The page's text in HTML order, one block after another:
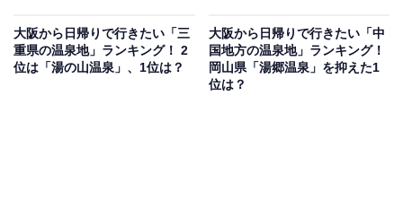
スポットという説明に心惹かれたのと、滝やハイキング
コースがあると知ったので」（40代女性／和歌山県）な
大阪から日帰りで行きたい「三
重県の温泉地」ランキング！ 2
位は「湯の山温泉」、1位は？
大阪から日帰りで行きたい「中
国地方の温泉地」ランキング！
岡山県「湯郷温泉」を抑えた1
位は？